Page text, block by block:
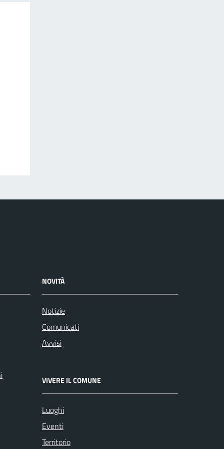
NOVITÀ
Notizie
Comunicati
Avvisi
VIVERE IL COMUNE
Luoghi
Eventi
Territorio